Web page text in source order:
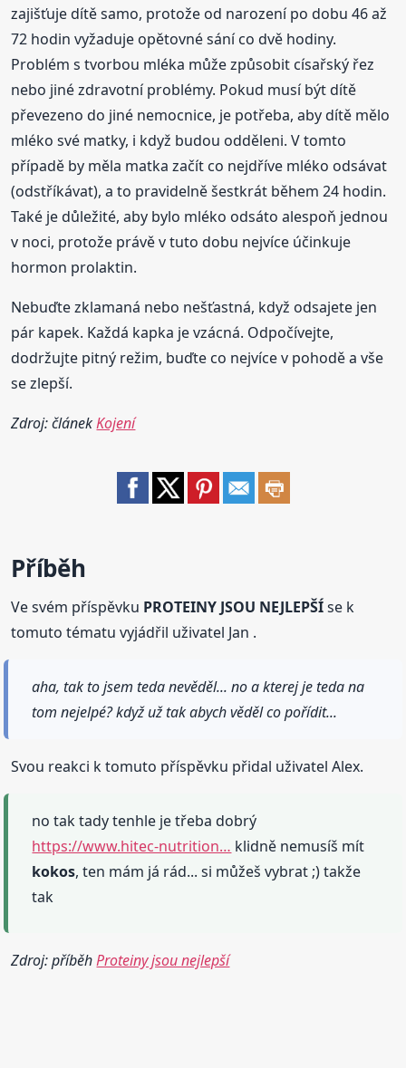
zajišťuje dítě samo, protože od narození po dobu 46 až
72 hodin vyžaduje opětovné sání co dvě hodiny.
Problém s tvorbou mléka může způsobit císařský řez
nebo jiné zdravotní problémy. Pokud musí být dítě
převezeno do jiné nemocnice, je potřeba, aby dítě mělo
mléko své matky, i když budou odděleni. V tomto
případě by měla matka začít co nejdříve mléko odsávat
(odstříkávat), a to pravidelně šestkrát během 24 hodin.
Také je důležité, aby bylo mléko odsáto alespoň jednou
v noci, protože právě v tuto dobu nejvíce účinkuje
hormon prolaktin.
Nebuďte zklamaná nebo nešťastná, když odsajete jen
pár kapek. Každá kapka je vzácná. Odpočívejte,
dodržujte pitný režim, buďte co nejvíce v pohodě a vše
se zlepší.
Zdroj: článekKojení
Příběh
Ve svém příspěvku PROTEINY JSOU NEJLEPŠÍse k
tomuto tématu vyjádřil uživatel Jan .
aha, tak to jsem teda nevěděl... no a kterej je teda na
tom nejelpé? když už tak abych věděl co pořídit...
Svou reakci k tomuto příspěvku přidal uživatel Alex.
no tak tady tenhle je třeba dobrý
https://www.hitec-nutrition… klidně nemusíš mít
kokos, ten mám já rád... si můžeš vybrat ;) takže
tak
Zdroj: příběhProteiny jsou nejlepší